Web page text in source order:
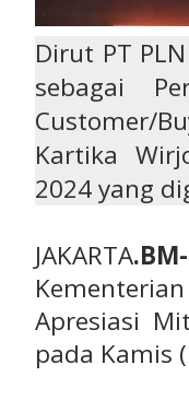
Dirut PT
sebagai
Customer/
Kartika
2024 yang
JAKARTA.BM-
Apresiasi
pada Kamis